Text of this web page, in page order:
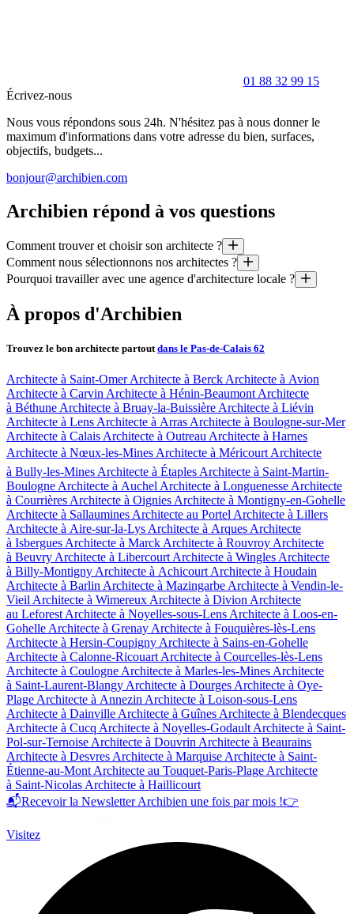
01 88 32 99 15
Écrivez-nous
Nous vous répondons sous 24h. N'hésitez pas à nous donner le
maximum d'informations dans votre adresse du bien, surfaces,
objectifs, budgets...
bonjour@archibien.com
Archibien répond à vos questions
Comment trouver et choisir son architecte ?
1. Définissons votre projet (espaces, style, budget, délais, etc)
2. Rencontrez 3 architectes sélectionnés spécialement pour vous
Pouvoir comparer et choisir, c’est tout l’intérêt d’Archibien
Nos appels d'offre vous permettent d'obtenir des esquisses conçues,
Comment nous sélectionnons nos architectes ?
Nous avons plusieurs critères pour choisir les architectes : ils
Pourquoi travailler avec une agence d'architecture locale ?
Parce qu’elle connaît les techniques de construction locales et
Parce qu’elle connaît les règlements d’urbanisme et vous fera
À propos d'Archibien
Trouvez le bon architecte partoutdans le Pas-de-Calais 62
Architecte à Saint-OmerArchitecte à BerckArchitecte à Avion
Architecte à CarvinArchitecte à Hénin-BeaumontArchitecte
à BéthuneArchitecte à Bruay-la-BuissièreArchitecte à Liévin
Architecte à LensArchitecte à ArrasArchitecte à Boulogne-sur-Mer
Architecte à CalaisArchitecte à OutreauArchitecte à Harnes
Architecte à Nœux-les-MinesArchitecte à MéricourtArchitecte
à Bully-les-MinesArchitecte à ÉtaplesArchitecte à Saint-Martin-
BoulogneArchitecte à AuchelArchitecte à LonguenesseArchitecte
à CourrièresArchitecte à OigniesArchitecte à Montigny-en-Gohelle
Architecte à SallauminesArchitecte au PortelArchitecte à Lillers
Architecte à Aire-sur-la-LysArchitecte à ArquesArchitecte
à IsberguesArchitecte à MarckArchitecte à RouvroyArchitecte
à BeuvryArchitecte à LibercourtArchitecte à WinglesArchitecte
à Billy-MontignyArchitecte à AchicourtArchitecte à Houdain
Architecte à BarlinArchitecte à MazingarbeArchitecte à Vendin-le-
VieilArchitecte à WimereuxArchitecte à DivionArchitecte
au LeforestArchitecte à Noyelles-sous-LensArchitecte à Loos-en-
GohelleArchitecte à GrenayArchitecte à Fouquières-lès-Lens
Architecte à Hersin-CoupignyArchitecte à Sains-en-Gohelle
Architecte à Calonne-RicouartArchitecte à Courcelles-lès-Lens
Architecte à CoulogneArchitecte à Marles-les-MinesArchitecte
à Saint-Laurent-BlangyArchitecte à DourgesArchitecte à Oye-
PlageArchitecte à AnnezinArchitecte à Loison-sous-Lens
Architecte à DainvilleArchitecte à GuînesArchitecte à Blendecques
Architecte à Cucq Architecte à Noyelles-GodaultArchitecte à Saint-
Pol-sur-TernoiseArchitecte à DouvrinArchitecte à Beaurains
Architecte à DesvresArchitecte à MarquiseArchitecte à Saint-
Étienne-au-MontArchitecte au Touquet-Paris-PlageArchitecte
à Saint-NicolasArchitecte à Haillicourt
📬Recevoir la Newsletter Archibien une fois par mois !👉
Visitez